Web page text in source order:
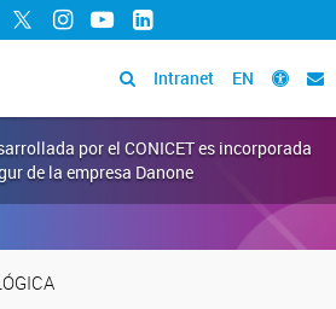
TwitterInstagram
YouTubeLinkedIn
Intranet EN
por el CONICET es incorporada
de la empresa Danone